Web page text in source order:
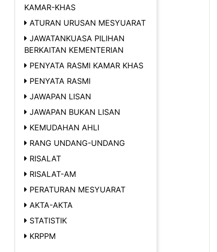
KAMAR-KHAS
ATURAN URUSAN MESYUARAT
JAWATANKUASA PILIHAN
BERKAITAN KEMENTERIAN
PENYATA RASMI KAMAR KHAS
PENYATA RASMI
JAWAPAN LISAN
JAWAPAN BUKAN LISAN
KEMUDAHAN AHLI
RANG UNDANG-UNDANG
RISALAT
RISALAT-AM
PERATURAN MESYUARAT
AKTA-AKTA
STATISTIK
KRPPM